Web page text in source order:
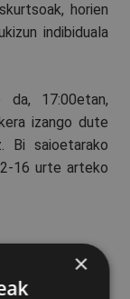
horien
indibiduala
da, 17:00etan,
izango dute
Bi saioetarako
16 urte arteko
anai-arreben
×